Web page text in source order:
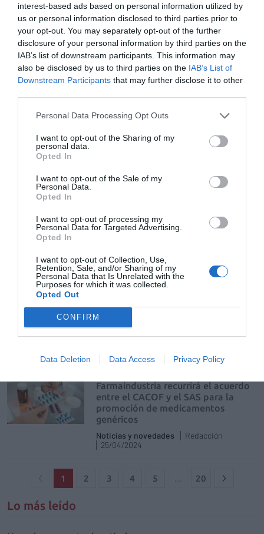
interest-based ads based on personal information utilized by
us or personal information disclosed to third parties prior to
your opt-out. You may separately opt-out of the further
disclosure of your personal information by third parties on the
IAB’s list of downstream participants. This information may
also be disclosed by us to third parties on the IAB’s List of
Downstream Participants that may further disclose it to other
Personal Data Processing Opt Outs
I want to opt-out of the Sharing of my
personal data.
Opted In
I want to opt-out of the Sale of my
Personal Data.
Opted In
I want to opt-out of processing my
Personal Data for Targeted Advertising.
Opted In
I want to opt-out of Collection, Use,
Retention, Sale, and/or Sharing of my
Personal Data that Is Unrelated with the
Purposes for which it was collected.
Opted Out
CONFIRM
Data Deletion Data Access Privacy Policy
La industria farmacéutica impulsa
innovaciones oncológicas para
aumentar la supervivencia en cáncer
Noticias y novedades
Redacción
04/02/2026
Entre 2021 y 2025, un tercio de los nuevos
medicamentos aprobados en Europa fueron
Fina Lladós, elegida nueva
Redacción
El ‘Informe Draghi’ apuesta por
Noticias y novedades
Redacción
Jóvenes en Farma, la web de
Farmaindustria para poner en valor
el talento joven
Noticias y novedades
Redacción
Ofrece información sobre el sector y las
compañías farmacéuticas, así como claves
acceder a esta industria
Farmaindustria recurrirá el acuerdo
entre el CACOF y el SAS para la
promoción de medicamentos
genéricos
Noticias y novedades
Redacción
25/04/2024
1 2 3 4 5 20
Lo más leído